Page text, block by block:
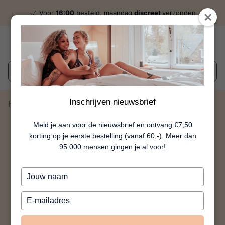
Inschrijven nieuwsbrief
Meld je aan voor de nieuwsbrief en ontvang €7,50
korting op je eerste bestelling (vanaf 60,-). Meer dan
95.000 mensen gingen je al voor!
Typ
je
naam
Typ
je
e-
Voor 16:00 besteld, maandag discreetverzonden
Wat zoek je?
Home Let's Fuck!